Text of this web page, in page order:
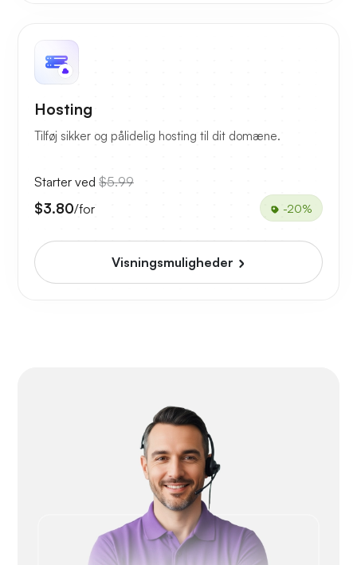
Hosting
Tilføj sikker og pålidelig hosting til dit domæne.
Starter ved $5.99
$3.80/for -20%
Visningsmuligheder